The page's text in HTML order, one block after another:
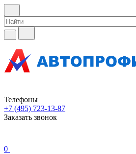
Телефоны
+7 (495) 723-13-87
Заказать звонок
0